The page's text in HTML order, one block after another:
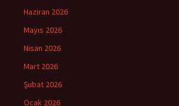
Haziran 2026
Mayıs 2026
Nisan 2026
Mart 2026
Şubat 2026
Ocak 2026